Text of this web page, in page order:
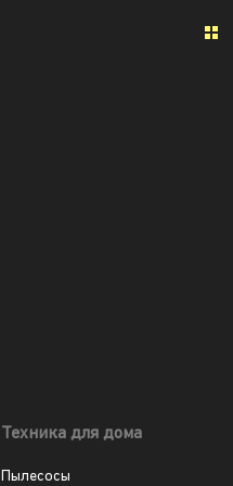
Техника для дома
Пылесосы